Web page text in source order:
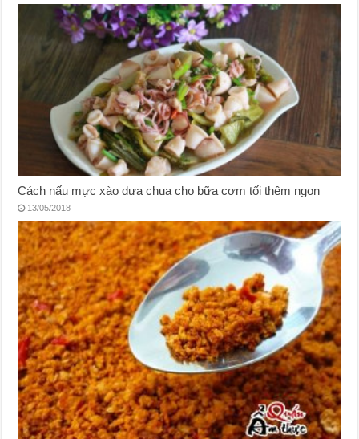
Cách nấu mực xào dưa chua cho bữa cơm tối thêm ngon
13/05/2018